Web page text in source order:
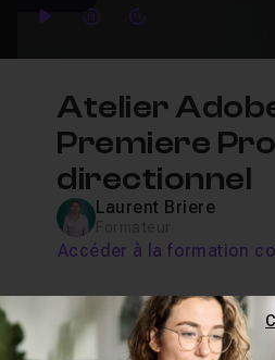
PlayForwardForward
Atelier
Premiere Pro
directionnel
Laurent Briere
Accéder à la formation